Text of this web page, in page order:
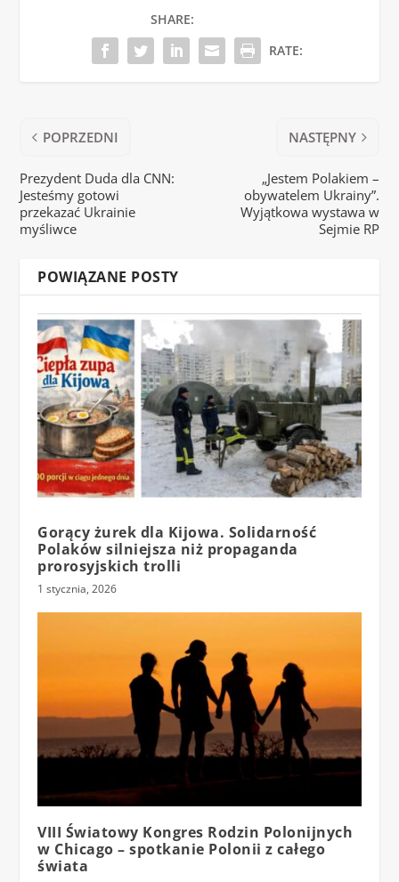
SHARE:
RATE:
POPRZEDNI
Prezydent Duda dla CNN:
Jesteśmy gotowi
przekazać Ukrainie
myśliwce
NASTĘPNY
„Jestem Polakiem –
obywatelem Ukrainy”.
Wyjątkowa wystawa w
Sejmie RP
POWIĄZANE POSTY
Gorący żurek dla Kijowa. Solidarność
Polaków silniejsza niż propaganda
prorosyjskich trolli
1 stycznia, 2026
VIII Światowy Kongres Rodzin Polonijnych
w Chicago – spotkanie Polonii z całego
świata